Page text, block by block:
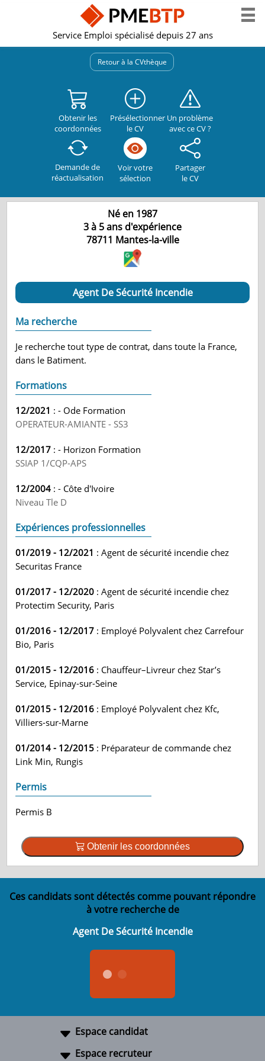
Service Emploi spécialisé depuis 27 ans
Retour à la CVthèque
Obtenir les
coordonnées
Présélectionner
le CV
Un problème
avec ce CV ?
Demande de
réactualisation
Voir votre
sélection
Partager
le CV
Né en 1987
3 à 5 ans d'expérience
78711 Mantes-la-ville
Agent De Sécurité Incendie
Ma recherche
Je recherche tout type de contrat, dans toute la France,
dans le Batiment.
Formations
12/2021 : - Ode Formation
OPERATEUR-AMIANTE - SS3
12/2017 : - Horizon Formation
SSIAP 1/CQP-APS
12/2004 : - Côte d'Ivoire
Niveau Tle D
Expériences professionnelles
01/2019 - 12/2021 : Agent de sécurité incendie chez
Securitas France
01/2017 - 12/2020 : Agent de sécurité incendie chez
Protectim Security, Paris
01/2016 - 12/2017 : Employé Polyvalent chez Carrefour
Bio, Paris
01/2015 - 12/2016 : Chauffeur–Livreur chez Star’s
Service, Epinay-sur-Seine
01/2015 - 12/2016 : Employé Polyvalent chez Kfc,
Villiers-sur-Marne
01/2014 - 12/2015 : Préparateur de commande chez
Link Min, Rungis
Permis
Permis B
Obtenir les coordonnées
Ces candidats sont détectés comme pouvant répondre
à votre recherche de
Agent De Sécurité Incendie
Espace candidat
Espace recruteur